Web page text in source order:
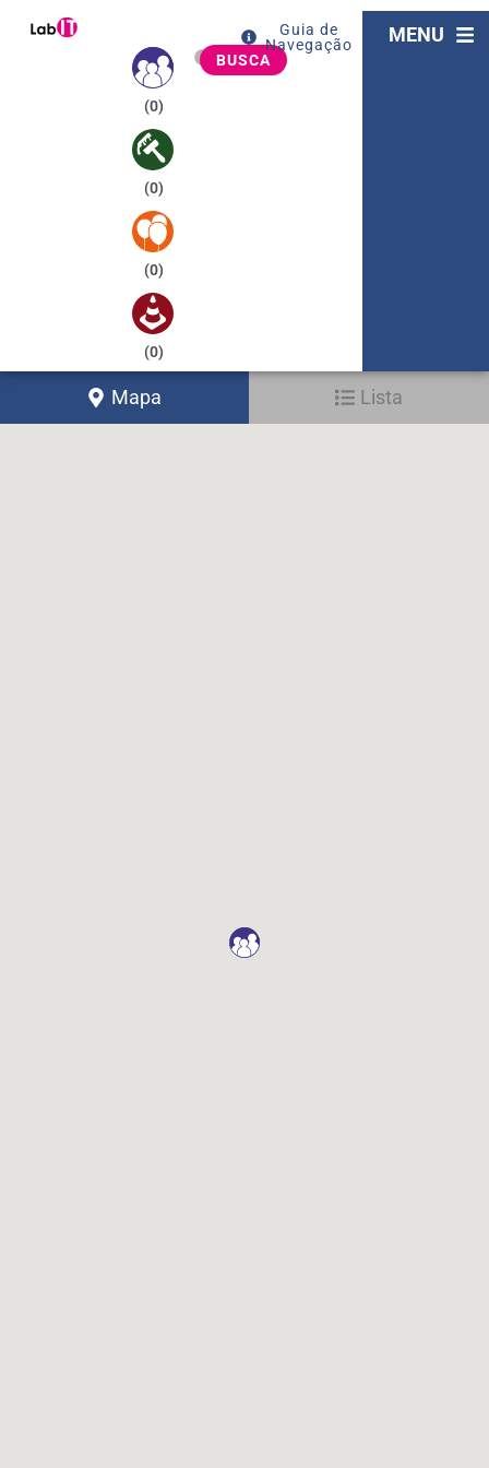
(0)
(0)
(0)
(0)
BUSCA
Guia de
Navegação
MENU
Mapa Lista